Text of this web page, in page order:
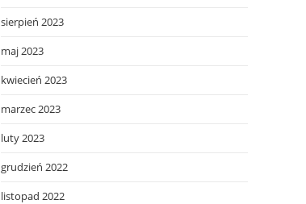
sierpień 2023
maj 2023
kwiecień 2023
marzec 2023
luty 2023
grudzień 2022
listopad 2022